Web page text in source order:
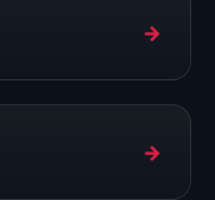
→
→